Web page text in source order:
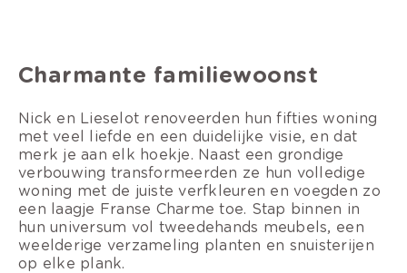
Charmante familiewoonst
Nick en Lieselot renoveerden hun fifties woning
met veel liefde en een duidelijke visie, en dat
merk je aan elk hoekje. Naast een grondige
verbouwing transformeerden ze hun volledige
woning met de juiste verfkleuren en voegden zo
een laagje Franse Charme toe. Stap binnen in
hun universum vol tweedehands meubels, een
weelderige verzameling planten en snuisterijen
op elke plank.